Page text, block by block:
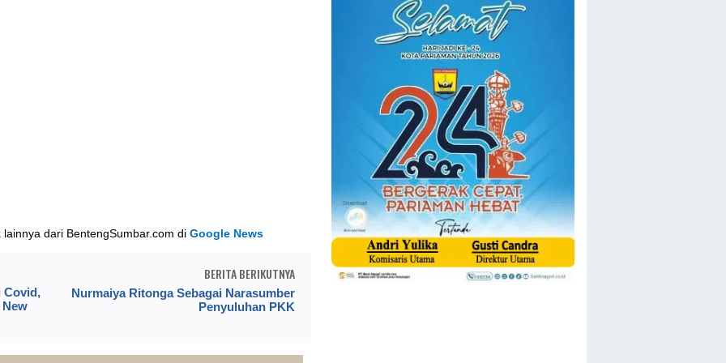
dari BentengSumbar.com diGoogle News
Covid,
BERITA BERIKUTNYA
Nurmaiya Ritonga Sebagai Narasumber
Penyuluhan PKK